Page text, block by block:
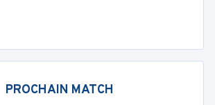
PROCHAIN MATCH